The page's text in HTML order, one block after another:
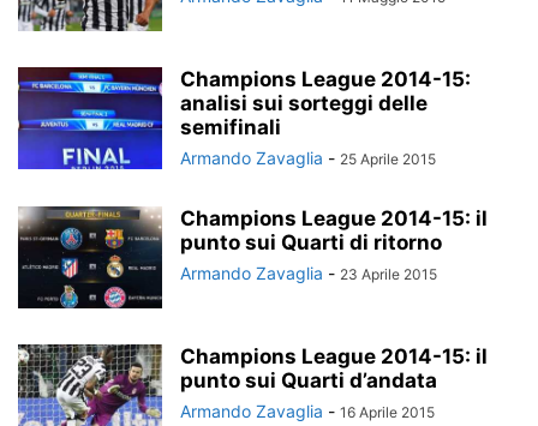
Champions League 2014-15:
analisi sui sorteggi delle
semifinali
Armando Zavaglia - 25 Aprile 2015
Champions League 2014-15: il
punto sui Quarti di ritorno
Armando Zavaglia - 23 Aprile 2015
Champions League 2014-15: il
punto sui Quarti d’andata
Armando Zavaglia - 16 Aprile 2015